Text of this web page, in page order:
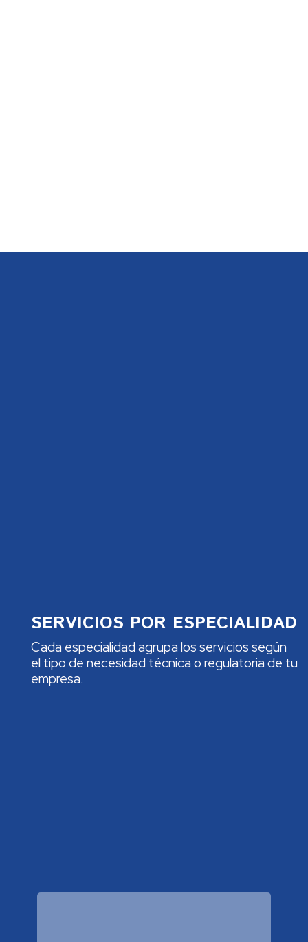
SERVICIOS POR ESPECIALIDAD
Cada especialidad agrupa los servicios según
el tipo de necesidad técnica o regulatoria de tu
empresa.